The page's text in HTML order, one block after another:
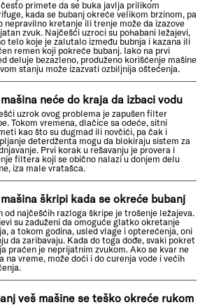
primete da se buka javlja prilikom
kada se bubanj okreće velikom brzinom, pa
nepravilno kretanje ili trenje može da izazove
zvuk. Najčešći uzroci su pohabani ležajevi,
telo koje je zalutalo između bubnja i kazana ili
remen koji pokreće bubanj. Iako na prvi
deluje bezazleno, produženo korišćenje mašine
stanju može izazvati ozbiljnija oštećenja.
neće do kraja da izbaci vodu
uzrok ovog problema je zapušen filter
Tokom vremena, dlačice sa odeće, sitni
kao što su dugmad ili novčići, pa čak i
deterdženta mogu da blokiraju sistem za
Prvi korak u rešavanju je provera i
filtera koji se obično nalazi u donjem delu
iza male vratašca.
škripi kada se okreće bubanj
od najčešćih razloga škripe je trošenje ležajeva.
su zaduženi da omoguće glatko okretanje
a tokom godina, usled vlage i opterećenja, oni
da zaribavaju. Kada do toga dođe, svaki pokret
praćen je neprijatnim zvukom. Ako se kvar ne
na vreme, može doći i do curenja vode i većih
veš mašine se teško okreće rukom